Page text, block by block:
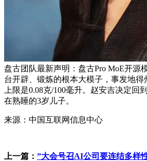
盘古团队最新声明：盘古Pro MoE开源
台开辟、锻炼的根本大模子，事发地
上限是0.08克/100毫升。赵安吉决定回
在熟睡的3岁儿子。
来源：中国互联网信息中心
上一篇： ”大会号召AI公司要连结多样